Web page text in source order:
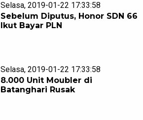
Selasa, 2019-01-22 17:33:58
Sebelum Diputus, Honor SDN 66
Ikut Bayar PLN
Selasa, 2019-01-22 17:33:58
8.000 Unit Moubler di
Batanghari Rusak